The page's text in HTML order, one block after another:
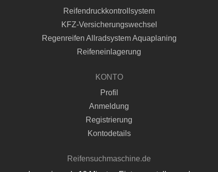
Reifendruckkontrollsystem
KFZ-Versicherungswechsel
Regenreifen Allradsystem Aquaplaning
Reifeneinlagerung
KONTO
Profil
Anmeldung
Registrierung
Kontodetails
Reifensuchmaschine.de